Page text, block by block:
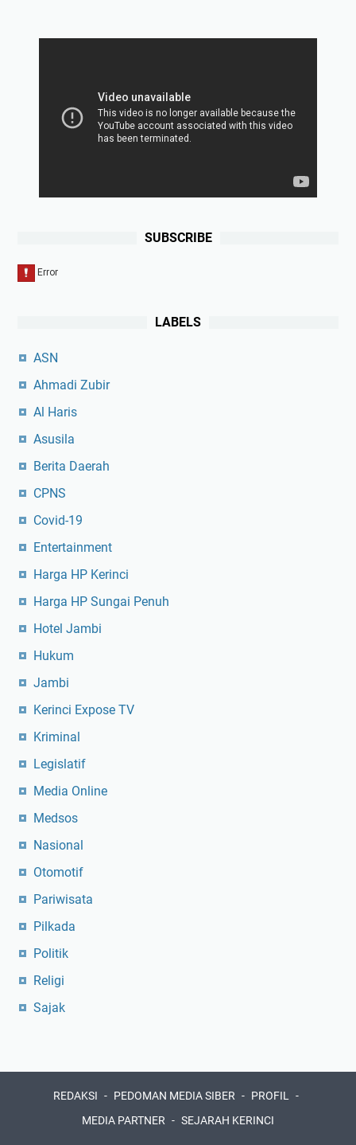
SUBSCRIBE
LABELS
ASN
Ahmadi Zubir
Al Haris
Asusila
Berita Daerah
CPNS
Covid-19
Entertainment
Harga HP Kerinci
Harga HP Sungai Penuh
Hotel Jambi
Hukum
Jambi
Kerinci Expose TV
Kriminal
Legislatif
Media Online
Medsos
Nasional
Otomotif
Pariwisata
Pilkada
Politik
Religi
Sajak
REDAKSI PEDOMAN MEDIA SIBER
PROFIL
MEDIA PARTNER
SEJARAH KERINCI